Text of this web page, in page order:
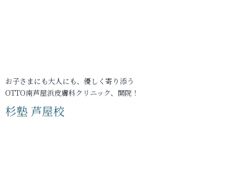
お子さまにも大人にも、優しく寄り添う
OTTO南芦屋浜皮膚科クリニック、開院！
杉塾 芦屋校